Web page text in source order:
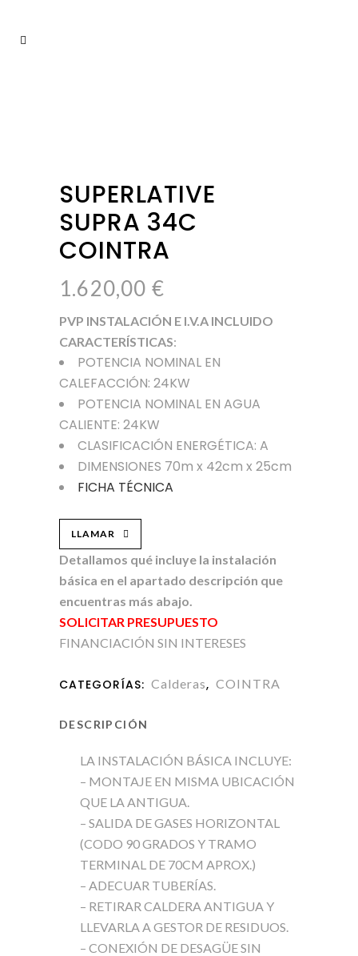
SUPERLATIVE
SUPRA 34C
COINTRA
1.620,00 €
PVP INSTALACIÓN E I.V.A INCLUIDO
CARACTERÍSTICAS:
POTENCIA NOMINAL EN
CALEFACCIÓN: 24KW
POTENCIA NOMINAL EN AGUA
CALIENTE: 24KW
CLASIFICACIÓN ENERGÉTICA: A
DIMENSIONES 70m x 42cm x 25cm
FICHA TÉCNICA
LLAMAR
Detallamos qué incluye la instalación
básica en el apartado descripción que
encuentras más abajo.
SOLICITAR PRESUPUESTO
FINANCIACIÓN SIN INTERESES
CATEGORÍAS: Calderas, COINTRA
DESCRIPCIÓN
LA INSTALACIÓN BÁSICA INCLUYE:
– MONTAJE EN MISMA UBICACIÓN
QUE LA ANTIGUA.
– SALIDA DE GASES HORIZONTAL
(CODO 90 GRADOS Y TRAMO
TERMINAL DE 70CM APROX.)
– ADECUAR TUBERÍAS.
– RETIRAR CALDERA ANTIGUA Y
LLEVARLA A GESTOR DE RESIDUOS.
– CONEXIÓN DE DESAGÜE SIN